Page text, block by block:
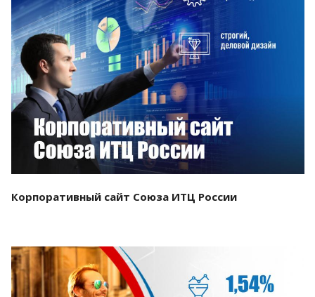
Смотреть проект
Корпоративный сайт Союза ИТЦ России